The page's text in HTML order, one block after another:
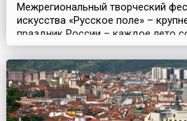
Межрегиональный творческий
искусства «Русское поле» –
праздник России – каждое лето
площадки лучшие фольклорные
ремесленников со всей страны. В
проходит на территории музея-
«Коломенское» в Москве
музее-заповеднике «Царицыно»).
мероприятия выступает Департ...